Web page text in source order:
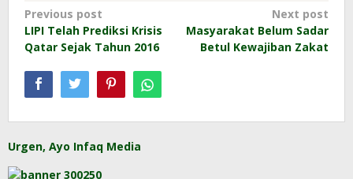
Post
navigation
Previous post
LIPI Telah Prediksi Krisis
Qatar Sejak Tahun 2016
Next post
Masyarakat Belum Sadar
Betul Kewajiban Zakat
Urgen, Ayo Infaq Media